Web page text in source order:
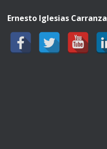
Ernesto Iglesias Carranza